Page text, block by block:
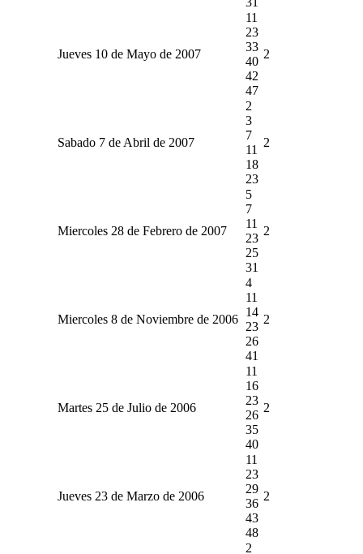
Jueves 10 de Mayo de 2007
11
23
33
40
42
47
2
Sabado 7 de Abril de 2007
2
3
7
11
18
23
2
Miercoles 28 de Febrero de 2007
5
7
11
23
25
31
2
Miercoles 8 de Noviembre de 2006
4
11
14
23
26
41
2
Martes 25 de Julio de 2006
11
16
23
26
35
40
2
Jueves 23 de Marzo de 2006
11
23
29
36
43
48
2
2